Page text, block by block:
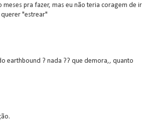
pra fazer, mas eu não teria coragem de ir
"estrear"
earthbound ? nada ?? que demora,, quanto